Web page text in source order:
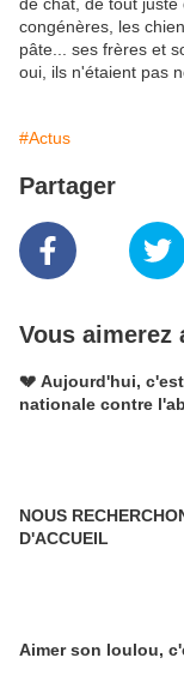
congénères, les
pâte... ses frères et
oui, ils n'étaient pas
#Actus
Partager
Vous aimerez
💔 Aujourd'hui,
nationale contre
NOUS
D'ACCUEIL
Aimer son loulou,